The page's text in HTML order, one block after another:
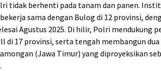
tidak berhenti pada tanam dan panen.
sama dengan Bulog di 12 provinsi,
Agustus 2025. Di hilir, Polri mendukung
di 17 provinsi, serta tengah membangun
(Jawa Timur) yang diproyeksikan